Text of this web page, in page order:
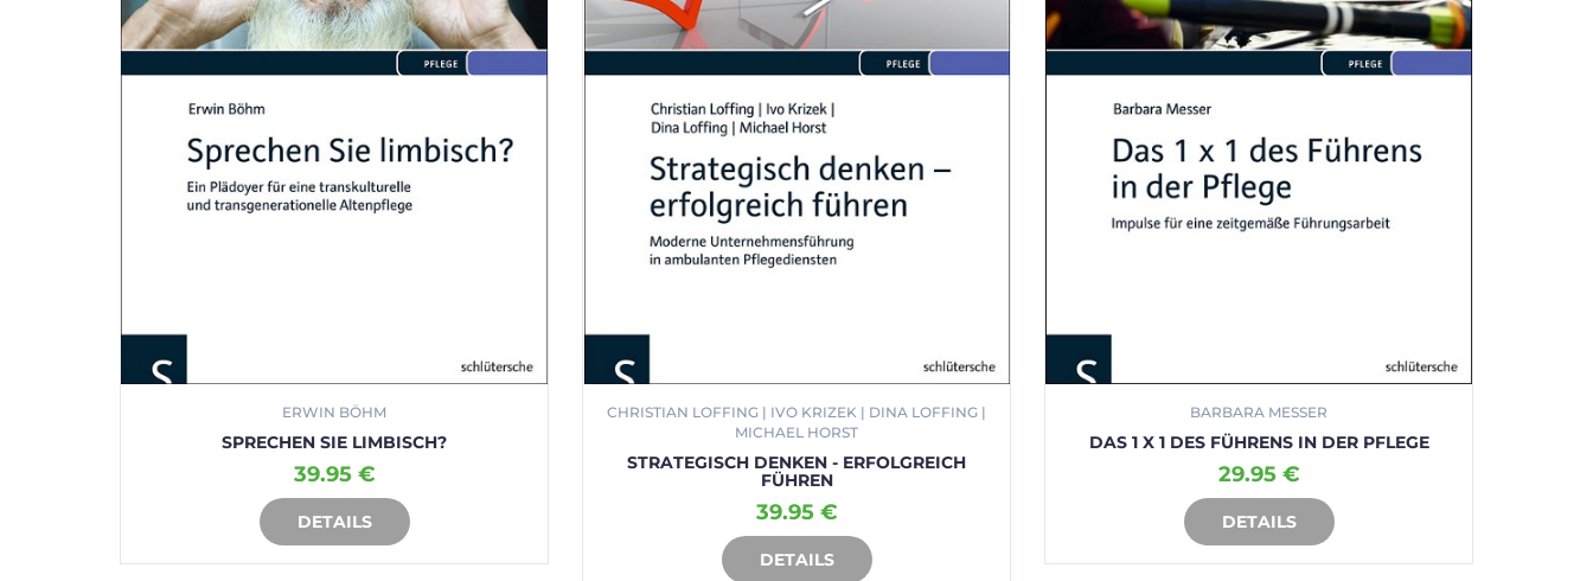
ERWIN BÖHM
SPRECHEN SIE LIMBISCH?
39.95 €
DETAILS
IN DEN WARENKORB
CHRISTIAN LOFFING | IVO KRIZEK | DINA LOFFING |
MICHAEL HORST
STRATEGISCH DENKEN - ERFOLGREICH
FÜHREN
39.95 €
DETAILS
IN DEN WARENKORB
BARBARA MESSER
DAS 1 X 1 DES FÜHRENS IN DER PFLEGE
29.95 €
DETAILS
IN DEN WARENKORB